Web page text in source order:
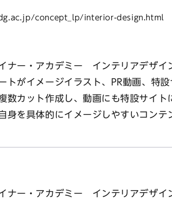
concept_lp/interior-design.html
ナー・アカデミー インテリアデザイ
トがイメージイラスト、PR動画、特
数カット作成し、動画にも特設サイ
身を具体的にイメージしやすいコンテ
ナー・アカデミー インテリアデザイ